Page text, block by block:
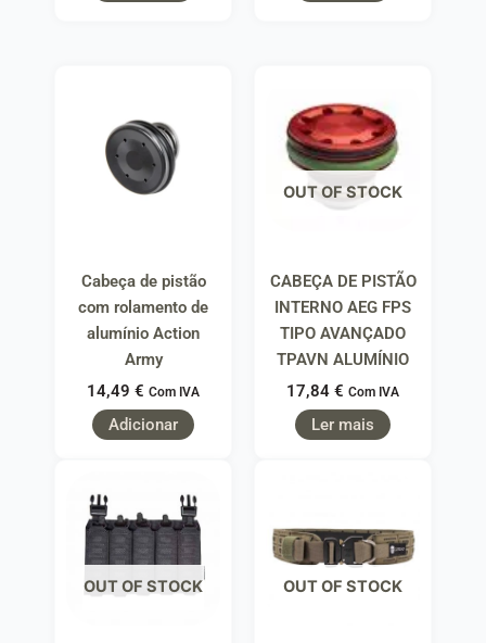
Cabeça de pistão
com rolamento de
alumínio Action
Army
14,49 € Com IVA
Adicionar
OUT OF STOCK
CABEÇA DE PISTÃO
INTERNO AEG FPS
TIPO AVANÇADO
TPAVN ALUMÍNIO
17,84 € Com IVA
Ler mais
OUT OF STOCK OUT OF STOCK